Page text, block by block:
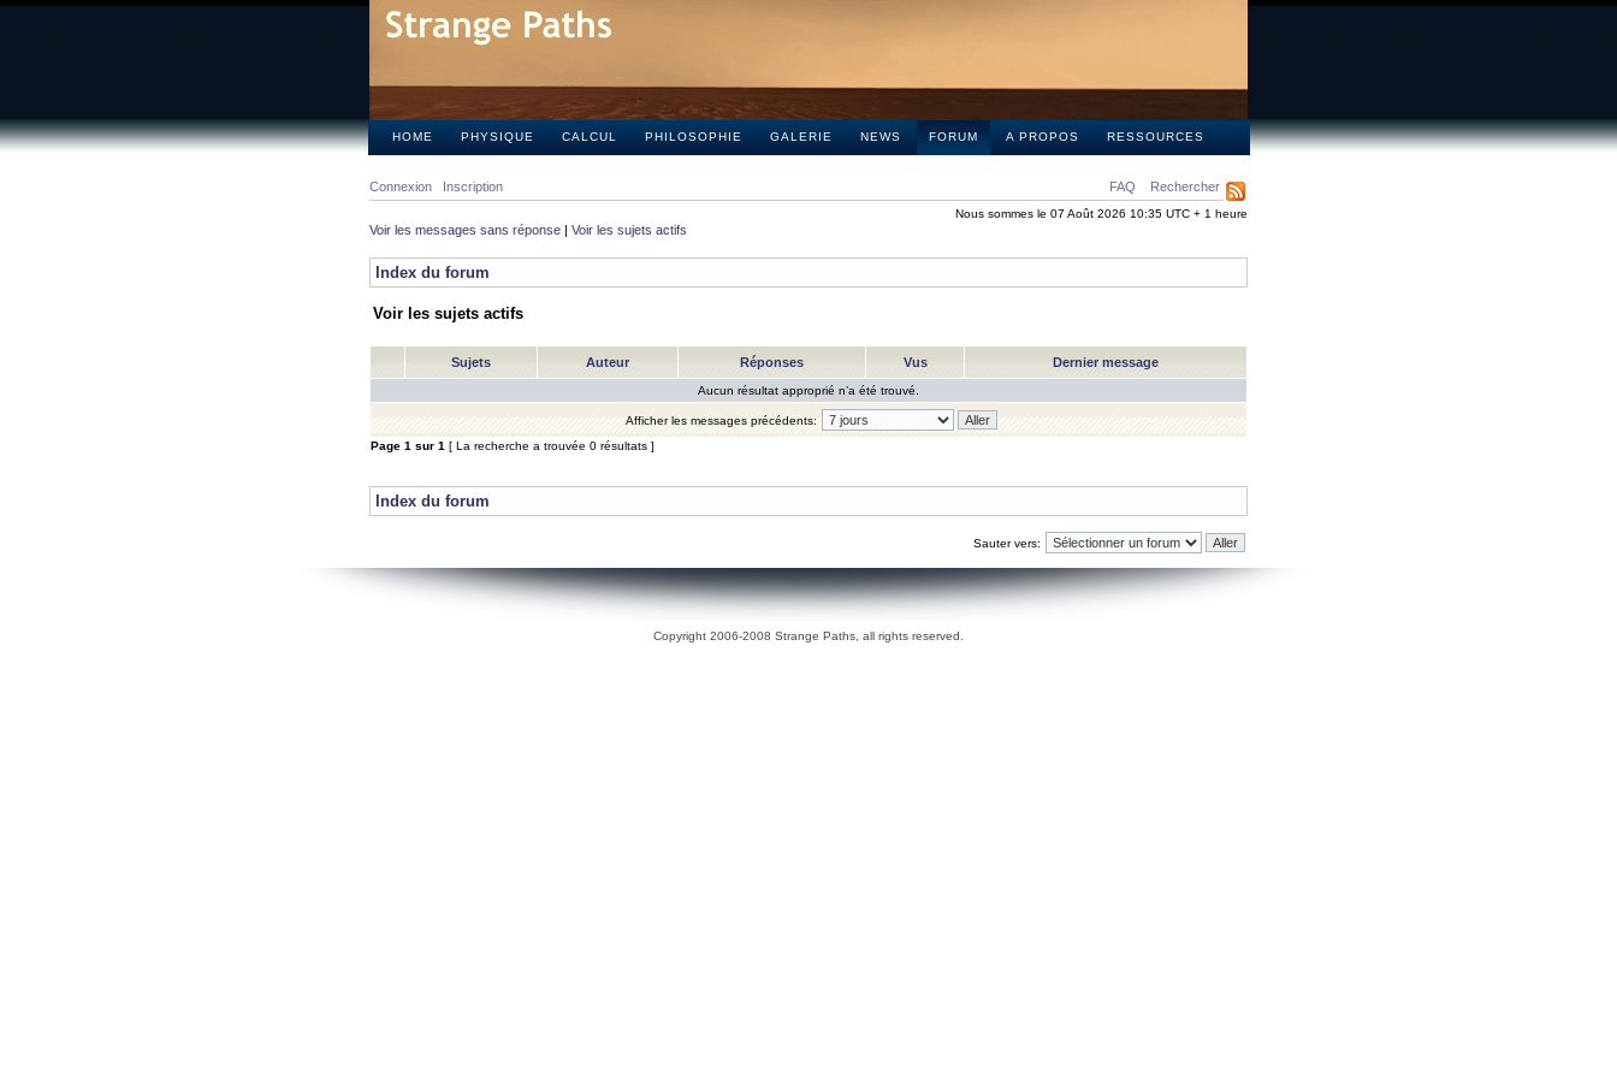
HOME PHYSIQUE CALCUL PHILOSOPHIE GALERIE NEWS FORUM A PROPOS RESSOURCES
FAQ Rechercher
Connexion Inscription
Nous sommes le 07 Août 2026 10:35 UTC + 1 heure
Voir les messages sans réponse | Voir les sujets actifs
Index du forum
Voir les sujets actifs
Sujets Auteur Réponses Vus Dernier message
Aucun résultat approprié n’a été trouvé.
Afficher les messages précédents:
Page 1 sur 1 [ La recherche a trouvée 0 résultats ]
Index du forum
Sauter vers:
Copyright 2006-2008 Strange Paths, all rights reserved.